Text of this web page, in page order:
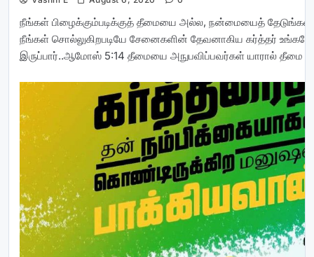
நீங்கள் பிழைக்கும்படிக்குத் தீமையை அல்ல, நன்மையைத்
நீங்கள் சொல்லுகிறபடியே சேனைகளின் தேவனாகிய கர்த்தர்
இருப்பார்..ஆமோஸ் 5:14 தீமையை அநுபவிப்பவர்கள் யாரால் தீமை